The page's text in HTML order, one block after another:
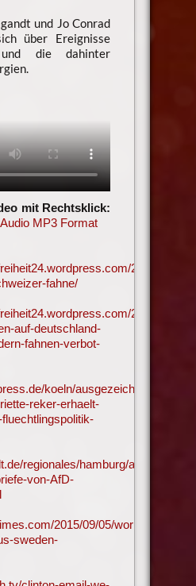
und Jo Conrad
über Ereignisse
die dahinter
mit Rechtsklick:
Audio MP3 Format
2016/01/17/
fahne/
2016/06/13/
auf-deutschland-
fahnen-verbot-
koeln/ausgezeichnet-
reker-erhaelt-
regionales/hamburg/
von-AfD-
2015/09/05/world/asia/
sweden-